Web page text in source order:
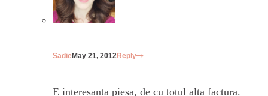
SadieMay 21, 2012Reply
E interesanta piesa, de cu totul alta factura.